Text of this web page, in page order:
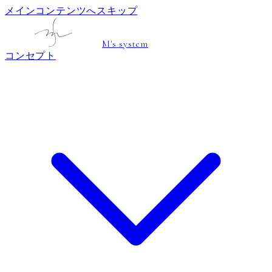
メインコンテンツへスキップ
M's system
コンセプト